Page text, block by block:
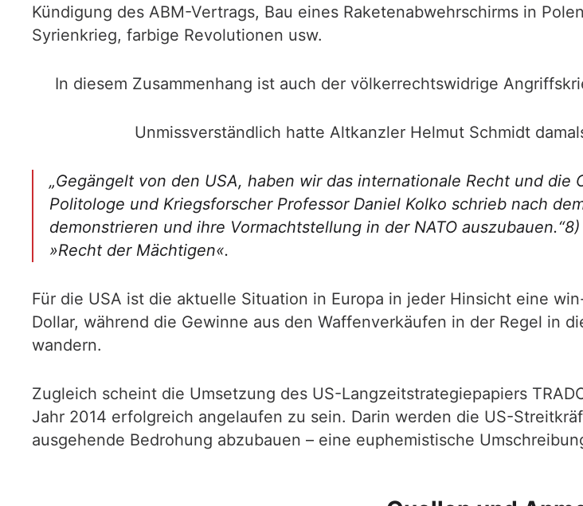
Kündigung des ABM-Vertrags, Bau eines Raketenabwehrschirms in
Syrienkrieg, farbige Revolutionen usw.
In diesem Zusammenhang ist auch der völkerrechtswidrige
Unmissverständlich hatte Altkanzler Helmut Schmidt
„Gegängelt von den USA, haben wir das internationale Recht und
Politologe und Kriegsforscher Professor Daniel Kolko schrieb nach
demonstrieren und ihre Vormachtstellung in der NATO
»Recht der Mächtigen«.
Für die USA ist die aktuelle Situation in Europa in jeder Hinsicht eine
Dollar, während die Gewinne aus den Waffenverkäufen in der Regel in
wandern.
Zugleich scheint die Umsetzung des US-Langzeitstrategiepapiers
Jahr 2014 erfolgreich angelaufen zu sein. Darin werden die US-
ausgehende Bedrohung abzubauen – eine euphemistische